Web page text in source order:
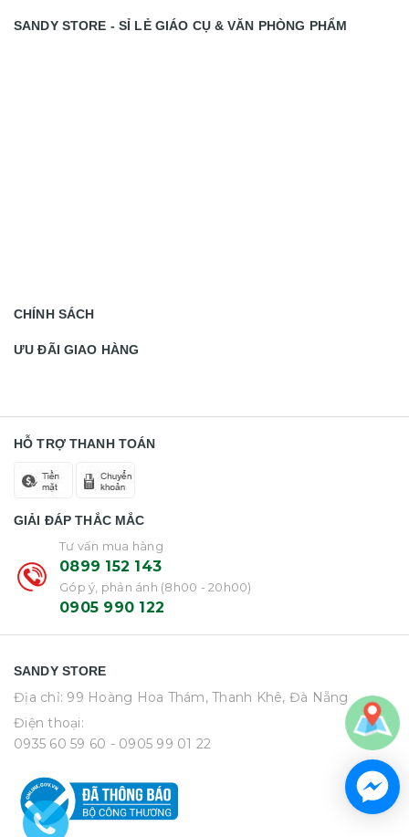
SANDY STORE - SỈ LẺ GIÁO CỤ & VĂN PHÒNG PHẨM
CHÍNH SÁCH
ƯU ĐÃI GIAO HÀNG
HỖ TRỢ THANH TOÁN
GIẢI ĐÁP THẮC MẮC
Tư vấn mua hàng
0899 152 143
Góp ý, phản ánh (8h00 - 20h00)
0905 990 122
SANDY STORE
Địa chỉ: 99 Hoàng Hoa Thám, Thanh Khê, Đà Nẵng
Điện thoại:
0935 60 59 60 - 0905 99 01 22